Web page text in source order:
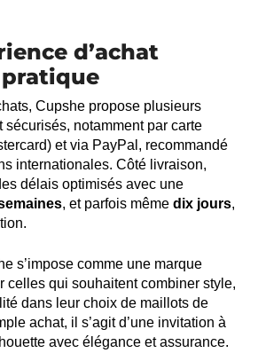
d’achat
Cupshe propose plusieurs
sécurisés, notamment par carte
et via PayPal, recommandé
internationales. Côté livraison,
délais optimisés avec une
, et parfois même dix jours,
s’impose comme une marque
celles qui souhaitent combiner style,
dans leur choix de maillots de
achat, il s’agit d’une invitation à
avec élégance et assurance.